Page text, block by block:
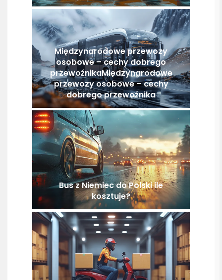
Międzynarodowe przewozy
osobowe – cechy dobrego
przewoźnikaMiędzynarodowe
przewozy osobowe – cechy
dobrego przewoźnika
Bus z Niemiec do Polski ile
kosztuje?